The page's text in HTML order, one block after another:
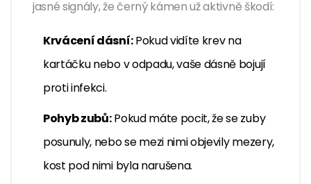
jasné signály, že černý kámen už aktivně škodí:
Krvácení dásní:Pokud vidíte krev na
kartáčku nebo v odpadu, vaše dásně bojují
proti infekci.
Pohyb zubů:Pokud máte pocit, že se zuby
posunuly, nebo se mezi nimi objevily mezery,
kost pod nimi byla narušena.